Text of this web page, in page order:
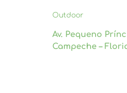
Outdoor
Av. Pequeno
Campeche –